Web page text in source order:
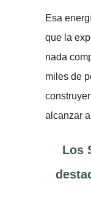
Esa
que la
nada
miles de
alcanzar
Los